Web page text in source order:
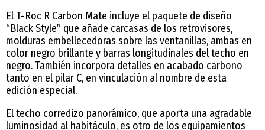
El T-Roc R Carbon Mate incluye el paquete de diseño
“Black Style” que añade carcasas de los retrovisores,
molduras embellecedoras sobre las ventanillas, ambas en
color negro brillante y barras longitudinales del techo en
negro. También incorpora detalles en acabado carbono
tanto en el pilar C, en vinculación al nombre de esta
edición especial.
El techo corredizo panorámico, que aporta una agradable
luminosidad al habitáculo, es otro de los equipamientos